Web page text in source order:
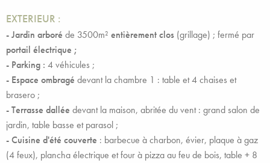
EXTERIEUR :
- Jardin arboré de 3500m² entièrement clos (grillage) ; fermé par
portail électrique ;
- Parking : 4 véhicules ;
- Espace ombragé devant la chambre 1 : table et 4 chaises et
brasero ;
- Terrasse dallée devant la maison, abritée du vent : grand salon de
jardin, table basse et parasol ;
- Cuisine d'été couverte : barbecue à charbon, évier, plaque à gaz
(4 feux), plancha électrique et four à pizza au feu de bois, table + 8